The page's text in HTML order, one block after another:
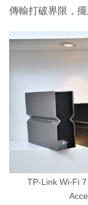
傳輸打破界限，
TP-Link Wi-Fi